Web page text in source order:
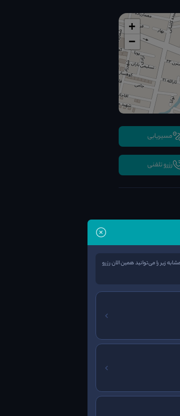
+
−
مسیریابی
رزرو تلفنی
جای پارک مناسب
طراحی معما
زیر را می‌توانید همین الان رزرو